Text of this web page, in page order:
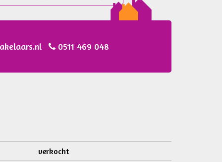
0511 469 048
verkocht